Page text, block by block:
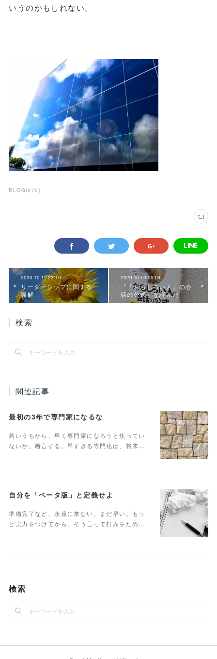
いうのかもしれない。
BLOG (270 )
2020.10.11 23:15
リーダーシップに関する
誤解
2020.10.10 05:04
『「おもしろい人」の会
話の公式』を読んだ
検索
関連記事
最初の3年で専門家になるな
若いうちから、早く専門家になろうと焦ってい
ないか。断言する。早すぎる専門化は、将来…
自分を「ベータ版」と定義せよ
準備完了など、永遠に来ない。まだ早い。もっ
と実力をつけてから。そう言って打席をため…
検索